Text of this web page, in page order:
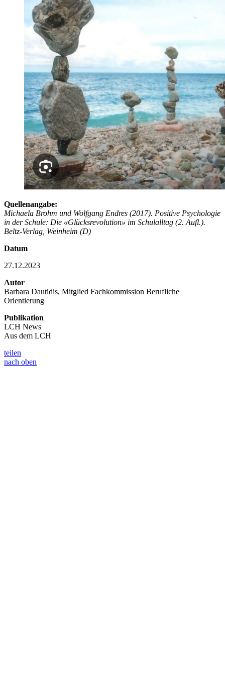
Quellenangabe:
Michaela Brohm und Wolfgang Endres (2017). Positive Psychologie
in der Schule: Die «Glücksrevolution» im Schulalltag (2. Aufl.).
Beltz-Verlag, Weinheim (D)
Datum
27.12.2023
Autor
Barbara Dautidis, Mitglied Fachkommission Berufliche
Orientierung
Publikation
LCH News
Aus dem LCH
teilen
nach oben